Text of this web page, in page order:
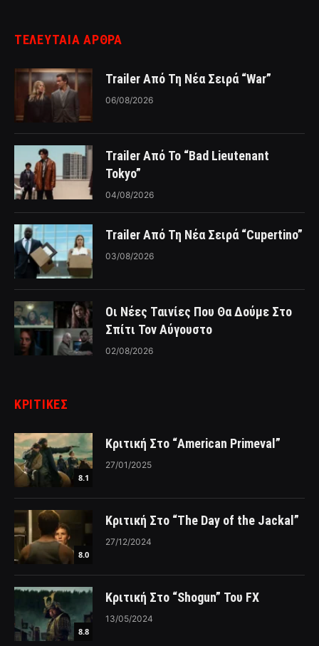
ΤΕΛΕΥΤΑΙΑ ΑΡΘΡΑ
Trailer Από Τη Νέα Σειρά “War”
06/08/2026
Trailer Από Το “Bad Lieutenant
Tokyo”
04/08/2026
Trailer Από Τη Νέα Σειρά “Cupertino”
03/08/2026
Οι Νέες Ταινίες Που Θα Δούμε Στο
Σπίτι Τον Αύγουστο
02/08/2026
ΚΡΙΤΙΚΈΣ
8.1
Κριτική Στο “American Primeval”
27/01/2025
8.0
Κριτική Στο “The Day of the Jackal”
27/12/2024
8.8
Κριτική Στο “Shogun” Του FX
13/05/2024